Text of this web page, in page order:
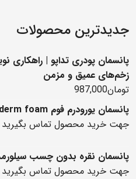
جدیدترین محصولات
پانسمان پودری تداپو | راهکاری
زخم‌های عمیق و مزمن
تومان987,000
پانسمان یورودرم فوم Euroderm foam
جهت خرید محصول تماس بگیرید 09339925512
پانسمان نقره بدون چسب
جهت خرید محصول تماس بگیرید 09339925512